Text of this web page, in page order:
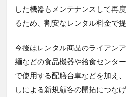
した機器もメンテナンスして再
るため、割安なレンタル料金で
今後はレンタル商品のライアン
麺などの食品機器や給食センタ
で使用する配膳台車などを加え
しによる新規顧客の開拓につな